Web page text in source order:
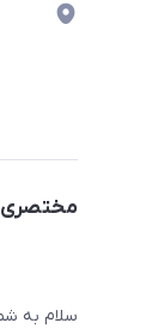
مختصری
به
سلام به